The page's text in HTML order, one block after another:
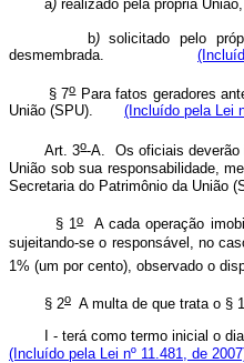
a) realizado pela própria
b)solicitado pelo
desmembrada.
§ 7oPara fatos geradores
União (SPU).
(Incluído pela Lei
Art. 3o-A. Os oficiais deverão
União sob sua responsabilidade,
Secretaria do Patrimônio da
§ 1oA cada operação
sujeitando-se o responsável, no
1% (um por cento), observado o
§ 2o A multa de que trata o § 1
I - terá como termo inicial o dia
(Incluído pela Lei nº 11.481, de